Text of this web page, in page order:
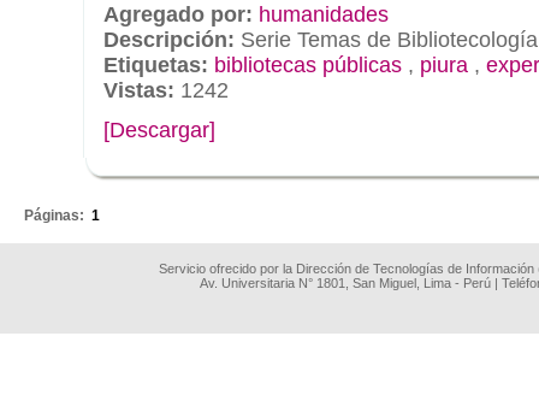
Agregado por: humanidades
Descripción: Serie Temas de
Etiquetas: bibliotecas públicas , piura ,
Vistas: 1242
[Descargar]
Páginas: 1
Servicio ofrecido por la Dirección de Tecnologías de
Av. Universitaria N° 1801, San Miguel, Lima - Perú |